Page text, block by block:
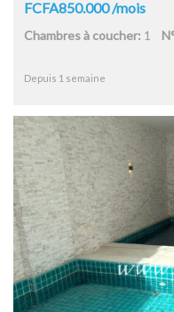
FCFA850.000 /mois
Chambres à coucher: 1
Depuis 1 semaine